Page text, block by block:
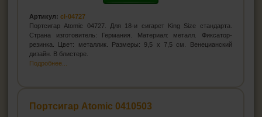
Артикул: cl-04727
Портсигар Atomic 04727. Для 18-и сигарет King Size стандарта.
Страна изготовитель: Германия. Материал: металл. Фиксатор-
резинка. Цвет: металлик. Размеры: 9,5 х 7,5 см. Венецианский
дизайн. В блистере.
Подробнее...
Портсигар Atomic 0410503